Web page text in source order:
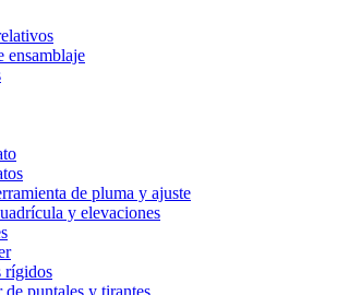
ensamblaje
de pluma y ajuste
y elevaciones
rígidos